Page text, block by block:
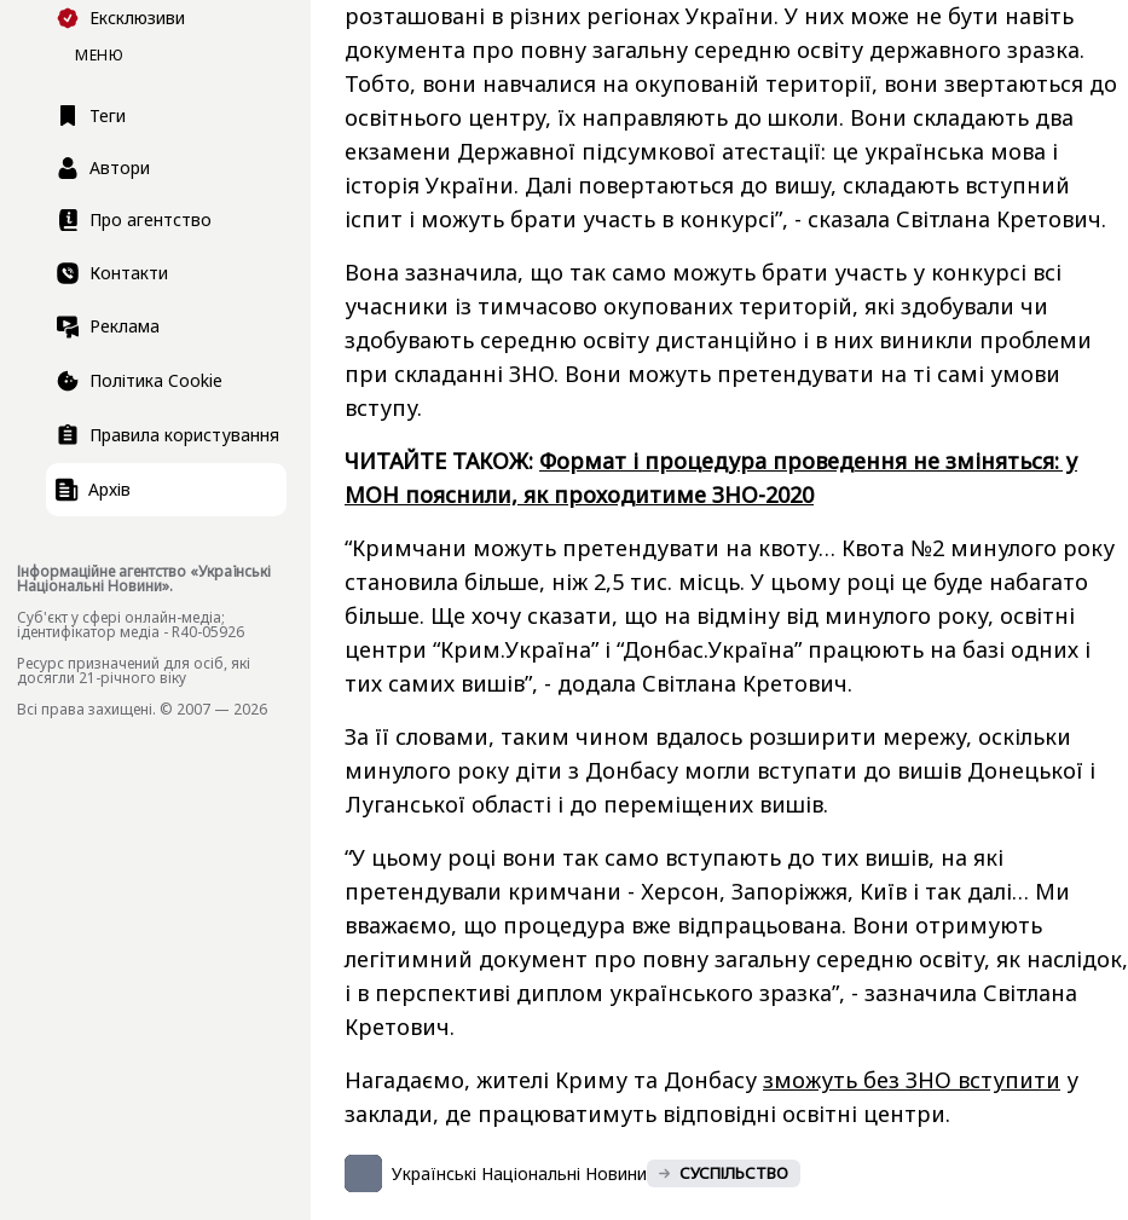
Ексклюзиви
МЕНЮ
Теги
Автори
Про агентство
Контакти
Реклама
Політика Cookie
Правила користування
Архів
Інформаційне агентство «Українські
Національні Новини».
Cуб'єкт у сфері онлайн-медіа;
ідентифікатор медіа - R40-05926
Ресурс призначений для осіб, які
досягли 21-річного віку
Всі права захищені. © 2007 — 2026
розташовані в різних регіонах України. У них може не бути навіть
документа про повну загальну середню освіту державного зразка.
Тобто, вони навчалися на окупованій території, вони звертаються до
освітнього центру, їх направляють до школи. Вони складають два
екзамени Державної підсумкової атестації: це українська мова і
історія України. Далі повертаються до вишу, складають вступний
іспит і можуть брати участь в конкурсі”, - сказала Світлана Кретович.
Вона зазначила, що так само можуть брати участь у конкурсі всі
учасники із тимчасово окупованих територій, які здобували чи
здобувають середню освіту дистанційно і в них виникли проблеми
при складанні ЗНО. Вони можуть претендувати на ті самі умови
вступу.
ЧИТАЙТЕ ТАКОЖ: Формат і процедура проведення не зміняться: у
МОН пояснили, як проходитиме ЗНО-2020
“Кримчани можуть претендувати на квоту… Квота №2 минулого року
становила більше, ніж 2,5 тис. місць. У цьому році це буде набагато
більше. Ще хочу сказати, що на відміну від минулого року, освітні
центри “Крим.Україна” і “Донбас.Україна” працюють на базі одних і
тих самих вишів”, - додала Світлана Кретович.
За її словами, таким чином вдалось розширити мережу, оскільки
минулого року діти з Донбасу могли вступати до вишів Донецької і
Луганської області і до переміщених вишів.
“У цьому році вони так само вступають до тих вишів, на які
претендували кримчани - Херсон, Запоріжжя, Київ і так далі… Ми
вважаємо, що процедура вже відпрацьована. Вони отримують
легітимний документ про повну загальну середню освіту, як наслідок,
і в перспективі диплом українського зразка”, - зазначила Світлана
Кретович.
Нагадаємо, жителі Криму та Донбасу зможуть без ЗНО вступити у
заклади, де працюватимуть відповідні освітні центри.
Українські Національні Новини СУСПІЛЬСТВО